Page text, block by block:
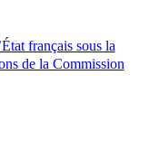
français sous la
de la Commission